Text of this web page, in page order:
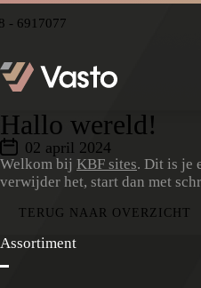
- 6917077
Hallo wereld!
02 april 2024
Welkom bij KBF sites. Dit is je
verwijder het, start dan met
TERUG NAAR OVERZICHT
Assortiment